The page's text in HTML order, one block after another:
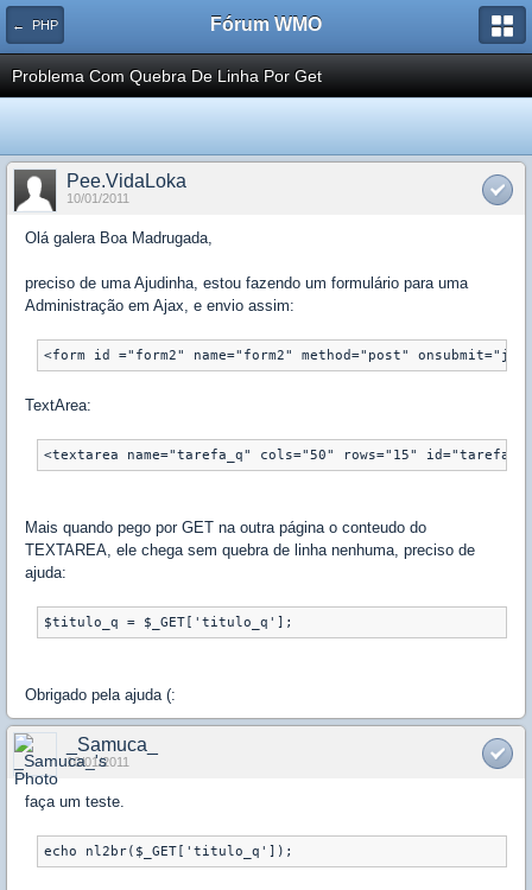
← PHP Fórum WMO
Problema Com Quebra De Linha Por Get
Pee.VidaLoka
10/01/2011
Olá galera Boa Madrugada,
preciso de uma Ajudinha, estou fazendo um formulário para uma
Administração em Ajax, e envio assim:
<form id ="form2" name="form2" method="post"
TextArea:
<textarea name="tarefa_q" cols="50" rows="15"
Mais quando pego por GET na outra página o conteudo do
TEXTAREA, ele chega sem quebra de linha nenhuma, preciso de
ajuda:
$titulo_q = $_GET['titulo_q'];
Obrigado pela ajuda (:
_Samuca_
10/01/2011
faça um teste.
echo nl2br($_GET['titulo_q']);